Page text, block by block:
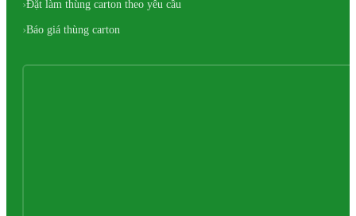
Đặt làm thùng carton theo yêu cầu
Báo giá thùng carton